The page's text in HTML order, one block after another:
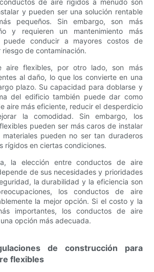
de aire rígidos a menudo son
y pueden ser una solución rentable
pequeños. Sin embargo, son más
y requieren un mantenimiento más
conducir a mayores costos de
de contaminación.
aire flexibles, por otro lado, son más
al daño, lo que los convierte en una
plazo. Su capacidad para doblarse y
del edificio también puede dar como
aire más eficiente, reducir el desperdicio
la comodidad. Sin embargo, los
pueden ser más caros de instalar
materiales pueden no ser tan duraderos
rígidos en ciertas condiciones.
la elección entre conductos de aire
de sus necesidades y prioridades
la durabilidad y la eficiencia son
los conductos de aire
la mejor opción. Si el costo y la
importantes, los conductos de aire
opción más adecuada.
de construcción para
flexibles